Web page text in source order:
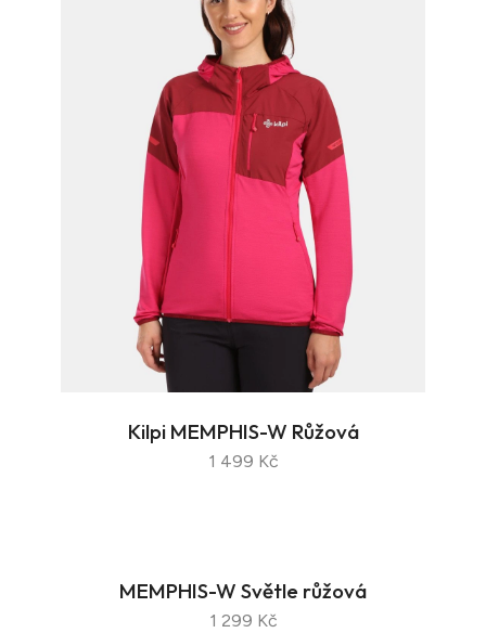
Kilpi MEMPHIS-W Růžová
1 499 Kč
MEMPHIS-W Světle růžová
1 299 Kč